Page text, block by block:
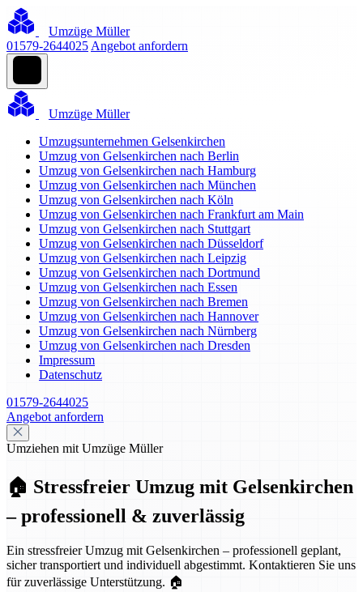
Umzüge Müller
01579-2644025 Angebot anfordern
Umzüge Müller
Umzugsunternehmen Gelsenkirchen
Umzug von Gelsenkirchen nach Berlin
Umzug von Gelsenkirchen nach Hamburg
Umzug von Gelsenkirchen nach München
Umzug von Gelsenkirchen nach Köln
Umzug von Gelsenkirchen nach Frankfurt am Main
Umzug von Gelsenkirchen nach Stuttgart
Umzug von Gelsenkirchen nach Düsseldorf
Umzug von Gelsenkirchen nach Leipzig
Umzug von Gelsenkirchen nach Dortmund
Umzug von Gelsenkirchen nach Essen
Umzug von Gelsenkirchen nach Bremen
Umzug von Gelsenkirchen nach Hannover
Umzug von Gelsenkirchen nach Nürnberg
Umzug von Gelsenkirchen nach Dresden
Impressum
Datenschutz
01579-2644025
Angebot anfordern
Umziehen mit Umzüge Müller
🏠 Stressfreier Umzug mit Gelsenkirchen
– professionell & zuverlässig
Ein stressfreier Umzug mit Gelsenkirchen – professionell geplant,
sicher transportiert und individuell abgestimmt. Kontaktieren Sie uns
für zuverlässige Unterstützung. 🏠